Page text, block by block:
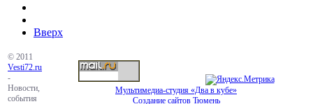
Вверх
© 2011
Vesti72.ru
-
Новости,
события
Мультимедиа-студия «Два в кубе»
Создание сайтов Тюмень